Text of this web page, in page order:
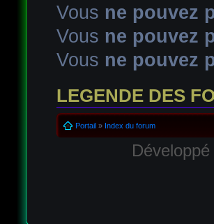
Vous ne pouvez
Vous ne pouvez
Vous ne pouvez
LEGENDE DES
Sujet lu fermé
Portail» Index du forum